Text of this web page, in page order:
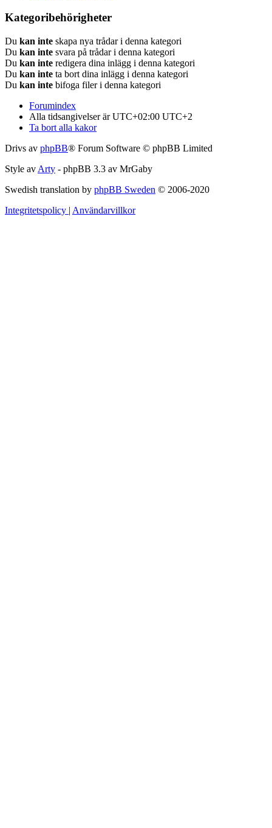
Kategoribehörigheter
Du kan inte skapa nya trådar i denna kategori
Du kan inte svara på trådar i denna kategori
Du kan inte redigera dina inlägg i denna kategori
Du kan inte ta bort dina inlägg i denna kategori
Du kan inte bifoga filer i denna kategori
Forumindex
Alla tidsangivelser är UTC+02:00 UTC+2
Ta bort alla kakor
Drivs av phpBB® Forum Software © phpBB Limited
Style av Arty - phpBB 3.3 av MrGaby
Swedish translation by phpBB Sweden © 2006-2020
Integritetspolicy | Användarvillkor